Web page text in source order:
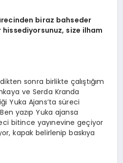
biraz bahseder
size ilham
sonra birlikte çalıştığım
ve Serda Kranda
Yuka Ajans’ta süreci
yazıp Yuka ajansa
bitince yayınevine geçiyor
kapak belirlenip baskıya